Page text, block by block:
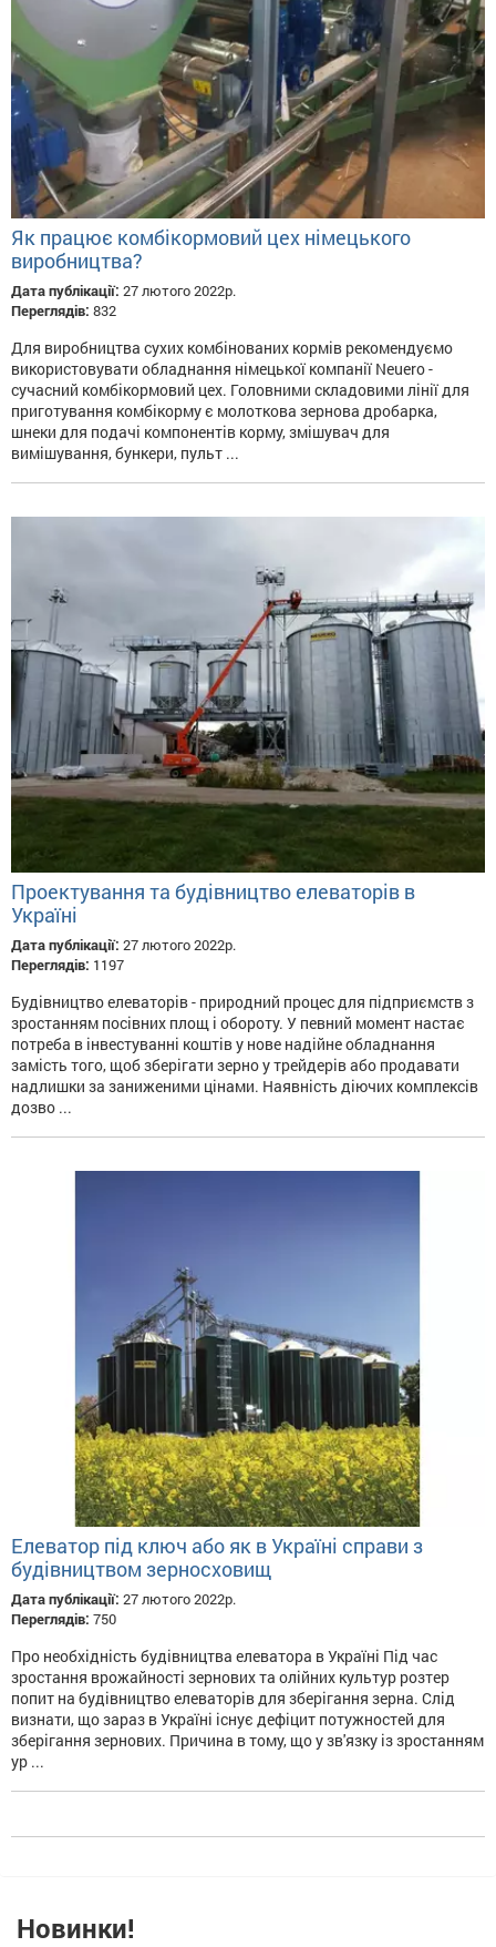
Як працює комбікормовий цех німецького
виробництва?
Дата публікації: 27 лютого 2022р.
Переглядів: 832
Для виробництва сухих комбінованих кормів рекомендуємо
використовувати обладнання німецької компанії Neuero -
сучасний комбікормовий цех. Головними складовими лінії для
приготування комбікорму є молоткова зернова дробарка,
шнеки для подачі компонентів корму, змішувач для
вимішування, бункери, пульт ...
Проектування та будівництво елеваторів в
Україні
Дата публікації: 27 лютого 2022р.
Переглядів: 1197
Будівництво елеваторів - природний процес для підприємств з
зростанням посівних площ і обороту. У певний момент настає
потреба в інвестуванні коштів у нове надійне обладнання
замість того, щоб зберігати зерно у трейдерів або продавати
надлишки за заниженими цінами. Наявність діючих комплексів
дозво ...
Елеватор під ключ або як в Україні справи з
будівництвом зерносховищ
Дата публікації: 27 лютого 2022р.
Переглядів: 750
Про необхідність будівництва елеватора в Україні Під час
зростання врожайності зернових та олійних культур розтер
попит на будівництво елеваторів для зберігання зерна. Слід
визнати, що зараз в Україні існує дефіцит потужностей для
зберігання зернових. Причина в тому, що у зв'язку із зростанням
ур ...
Новинки!